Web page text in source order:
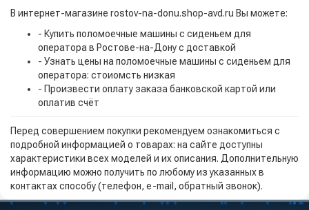
В интернет-магазине rostov-na-donu.shop-avd.ru Вы можете:
- Купить поломоечные машины с сиденьем для
оператора в Ростове-на-Дону с доставкой
- Узнать цены на поломоечные машины с сиденьем для
оператора: стоиомсть низкая
- Произвести оплату заказа банковской картой или
оплатив счёт
Перед совершением покупки рекомендуем ознакомиться с
подробной информацией о товарах: на сайте доступны
характеристики всех моделей и их описания. Дополнительную
информацию можно получить по любому из указанных в
контактах способу (телефон, e-mail, обратный звонок).